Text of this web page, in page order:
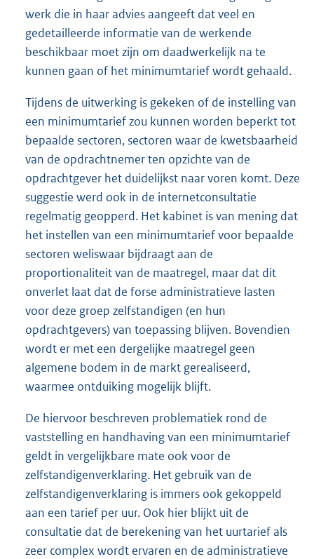
werk die in haar advies aangeeft dat veel en
gedetailleerde informatie van de werkende
beschikbaar moet zijn om daadwerkelijk na te
kunnen gaan of het minimumtarief wordt gehaald.
Tijdens de uitwerking is gekeken of de instelling van
een minimumtarief zou kunnen worden beperkt tot
bepaalde sectoren, sectoren waar de kwetsbaarheid
van de opdrachtnemer ten opzichte van de
opdrachtgever het duidelijkst naar voren komt. Deze
suggestie werd ook in de internetconsultatie
regelmatig geopperd. Het kabinet is van mening dat
het instellen van een minimumtarief voor bepaalde
sectoren weliswaar bijdraagt aan de
proportionaliteit van de maatregel, maar dat dit
onverlet laat dat de forse administratieve lasten
voor deze groep zelfstandigen (en hun
opdrachtgevers) van toepassing blijven. Bovendien
wordt er met een dergelijke maatregel geen
algemene bodem in de markt gerealiseerd,
waarmee ontduiking mogelijk blijft.
De hiervoor beschreven problematiek rond de
vaststelling en handhaving van een minimumtarief
geldt in vergelijkbare mate ook voor de
zelfstandigenverklaring. Het gebruik van de
zelfstandigenverklaring is immers ook gekoppeld
aan een tarief per uur. Ook hier blijkt uit de
consultatie dat de berekening van het uurtarief als
zeer complex wordt ervaren en de administratieve